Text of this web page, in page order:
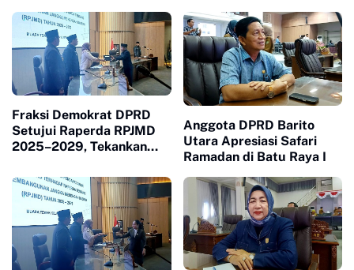
Fraksi Demokrat DPRD
Setujui Raperda RPJMD
2025–2029, Tekankan
dan Peningkatan PAD
Anggota DPRD Barito
Utara Apresiasi Safari
Ramadan di Batu Raya I